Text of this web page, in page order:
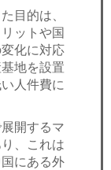
目的は、
ットや国
化に対応
地を設置
人件費に
開するマ
、これは
にある外